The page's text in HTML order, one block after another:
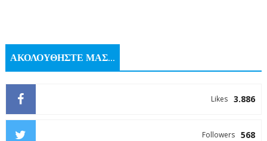
ΑΚΟΛΟΥΘΗΣΤΕ ΜΑΣ...
3.886
Likes
568
Followers